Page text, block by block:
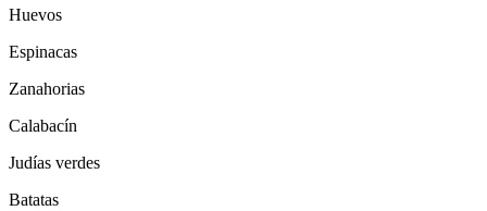
Huevos
Espinacas
Zanahorias
Calabacín
Judías verdes
Batatas